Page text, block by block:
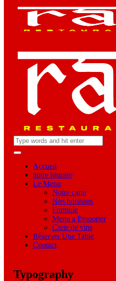
Accueil
notre histoire
Le Menu
Notre carte
Nos boissons
Formule
Menu a Emporter
Carte de vins
Réserver Une Table
Contact
Typography